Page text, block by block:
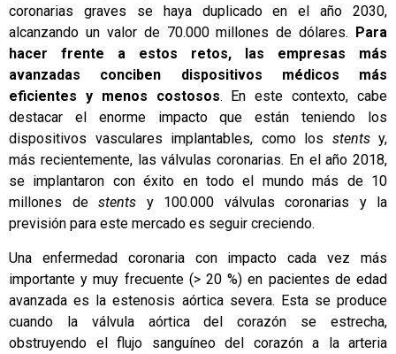
coronarias graves se haya duplicado en el año 2030,
alcanzando un valor de 70.000 millones de dólares. Para
hacer frente a estos retos, las empresas más
avanzadas conciben dispositivos médicos más
eficientes y menos costosos. En este contexto, cabe
destacar el enorme impacto que están teniendo los
dispositivos vasculares implantables, como los stents y,
más recientemente, lasválvulas coronarias. En el año 2018,
se implantaron con éxito en todo el mundo más de 10
millones de stents y 100.000 válvulas coronarias y la
previsión para este mercado es seguir creciendo.
Una enfermedad coronaria con impacto cada vez más
importante y muy frecuente (> 20 %) en pacientes de edad
avanzada es la estenosis aórtica severa. Esta se produce
cuando la válvula aórtica del corazón se estrecha,
obstruyendo el flujo sanguíneo del corazón a la arteria